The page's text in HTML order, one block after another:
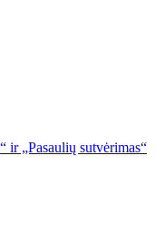
ir „Pasaulių sutvėrimas“